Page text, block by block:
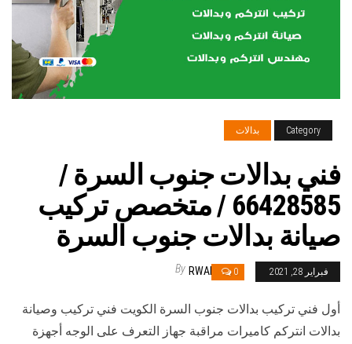
Category بدالات
فني بدالات جنوب السرة /
66428585 / متخصص تركيب
صيانة بدالات جنوب السرة
فبراير 28, 2021 0
By RWAN
أول فني تركيب بدالات جنوب السرة الكويت فني تركيب وصيانة
بدالات انتركم كاميرات مراقبة جهاز التعرف على الوجه أجهزة